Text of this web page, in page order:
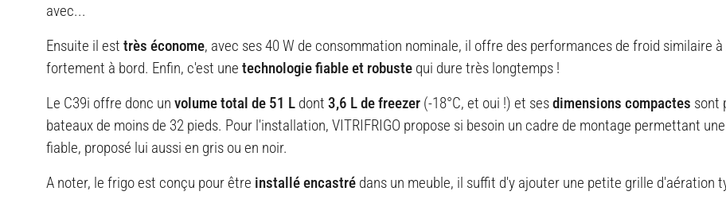
avec...
Ensuite il est très économe, avec ses 40 W de consommation nominale, il offre des performances de froid similaire
fortement à bord. Enfin, c'est une technologie fiable et robuste qui dure très longtemps !
Le C39i offre donc un volume total de 51 L dont 3,6 L de freezer (-18°C, et oui !) et sesdimensions compactes sont
bateaux de moins de 32 pieds. Pour l'installation, VITRIFRIGO propose si besoin un cadre de montage permettant
fiable, proposé lui aussi en gris ou en noir.
A noter, le frigo est conçu pour être installé encastré dans un meuble, il suffit d'y ajouter une petite grille d'aération